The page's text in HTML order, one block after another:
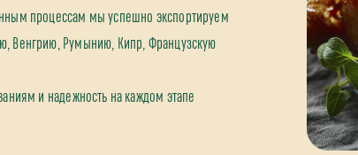
процессам мы успешно экспортируем
Венгрию, Румынию, Кипр, Французскую
и надежность на каждом этапе